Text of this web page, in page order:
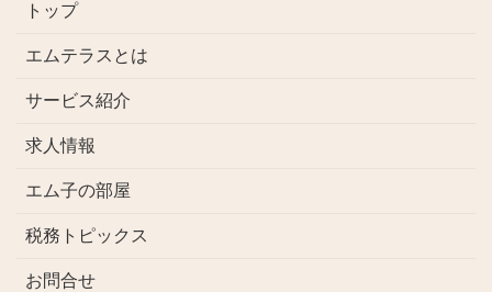
トップ
エムテラスとは
サービス紹介
求人情報
エム子の部屋
税務トピックス
お問合せ